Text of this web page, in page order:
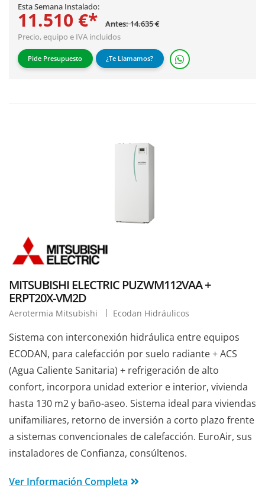
Esta Semana Instalado:
11.510 €*
Antes: 14.635 €
Precio, equipo e IVA incluidos
Pide Presupuesto ¿Te Llamamos?
MITSUBISHI ELECTRIC PUZWM112VAA +
ERPT20X-VM2D
Aerotermia Mitsubishi Ecodan Hidráulicos
Sistema con interconexión hidráulica entre equipos
ECODAN, para calefacción por suelo radiante + ACS
(Agua Caliente Sanitaria) + refrigeración de alto
confort, incorpora unidad exterior e interior, vivienda
hasta 130 m2 y baño-aseo. Sistema ideal para viviendas
unifamiliares, retorno de inversión a corto plazo frente
a sistemas convencionales de calefacción. EuroAir, sus
instaladores de Confianza, consúltenos.
Ver Información Completa